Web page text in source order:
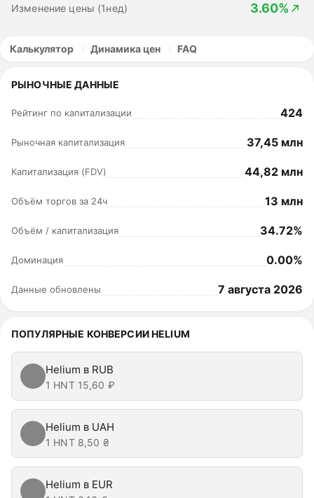
Изменение цены (1нед) 3.60%
Калькулятор Динамика цен FAQ
РЫНОЧНЫЕ ДАННЫЕ
Рейтинг по капитализации 424
Рыночная капитализация 37,45 млн
Капитализация (FDV) 44,82 млн
Объём торгов за 24ч 13 млн
Объём / капитализация 34.72%
Доминация 0.00%
Данные обновлены 7 августа 2026
ПОПУЛЯРНЫЕ КОНВЕРСИИ HELIUM
Helium в RUB
1 HNT 15,60 ₽
Helium в UAH
1 HNT 8,50 ₴
Helium в EUR